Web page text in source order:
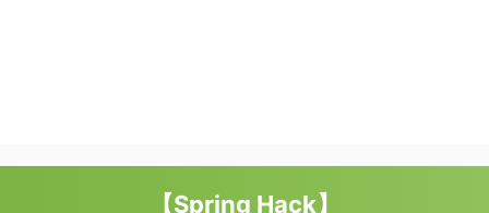
【Spring Hack】